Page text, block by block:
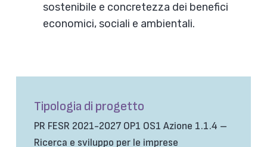
sostenibile e concretezza dei benefici
economici, sociali e ambientali.
Tipologia di progetto
PR FESR 2021-2027 OP1 OS1 Azione 1.1.4 –
Ricerca e sviluppo per le imprese